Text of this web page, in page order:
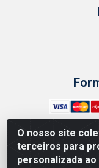
O nosso site
terceiros para
personalizada
Zero Grau -